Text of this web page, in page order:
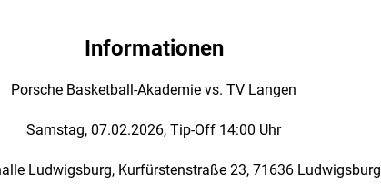
Informationen
Porsche Basketball-Akademie vs. TV Langen
Samstag, 07.02.2026, Tip-Off 14:00 Uhr
Ludwigsburg, Kurfürstenstraße 23, 71636 Ludwigsburg